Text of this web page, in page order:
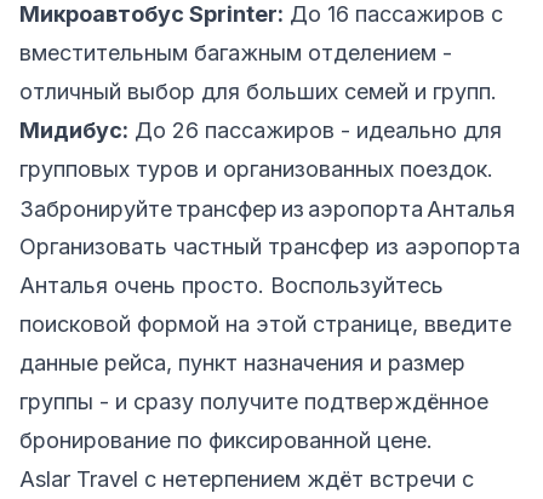
Микроавтобус Sprinter: До 16 пассажиров с
вместительным багажным отделением -
отличный выбор для больших семей и групп.
Мидибус: До 26 пассажиров - идеально для
групповых туров и организованных поездок.
Забронируйте трансфер из аэропорта Анталья
Организовать частный трансфер из аэропорта
Анталья очень просто. Воспользуйтесь
поисковой формой на этой странице, введите
данные рейса, пункт назначения и размер
группы - и сразу получите подтверждённое
бронирование по фиксированной цене.
Aslar Travel с нетерпением ждёт встречи с